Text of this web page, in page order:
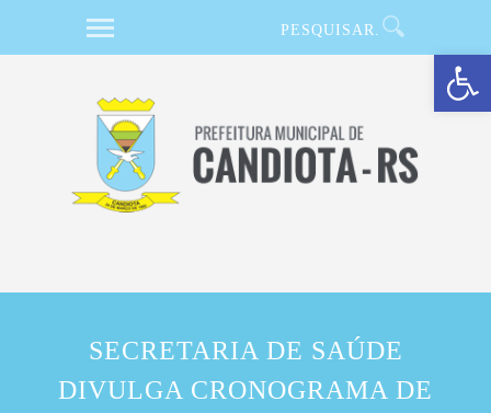
Barra de Ferramentas Aberta
SECRETARIA DE SAÚDE
DIVULGA CRONOGRAMA DE